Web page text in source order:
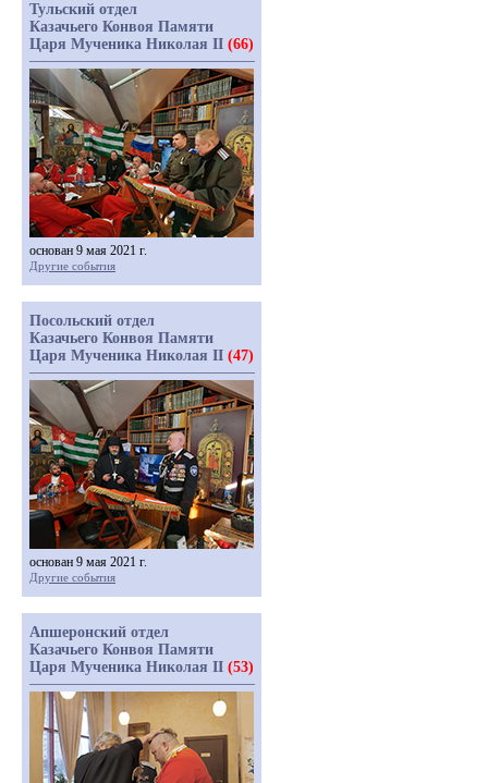
Тульский отдел
Казачьего Конвоя Памяти
Царя Мученика Николая II (66)
основан 9 мая 2021 г.
Другие события
Посольский отдел
Казачьего Конвоя Памяти
Царя Мученика Николая II (47)
основан 9 мая 2021 г.
Другие события
Апшеронский отдел
Казачьего Конвоя Памяти
Царя Мученика Николая II (53)